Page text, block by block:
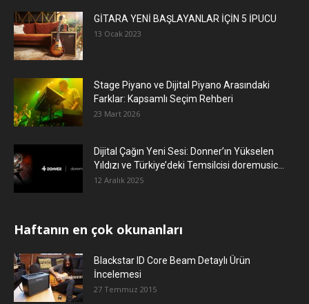
GİTARA YENİ BAŞLAYANLAR İÇİN 5 İPUCU
13 Ocak 2023
Stage Piyano ve Dijital Piyano Arasındaki
Farklar: Kapsamlı Seçim Rehberi
23 Mart 2026
Dijital Çağın Yeni Sesi: Donner’ın Yükselen
Yıldızı ve Türkiye’deki Temsilcisi doremusic...
12 Aralık 2025
Haftanın en çok okunanları
Blackstar ID Core Beam Detaylı Ürün
İncelemesi
27 Temmuz 2015